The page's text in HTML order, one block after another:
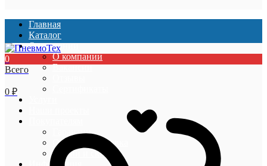
Главная
Каталог
О компании
О компании
Вакансии
Гарантии
Оплата и доставка
Акции и скидки
0
Всего
0 ₽